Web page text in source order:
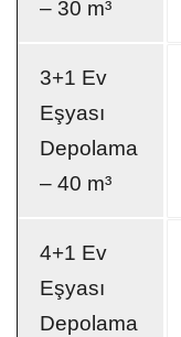
– 30 m³
3+1 Ev
Eşyası
Depolama
– 40 m³
4+1 Ev
Eşyası
Depolama